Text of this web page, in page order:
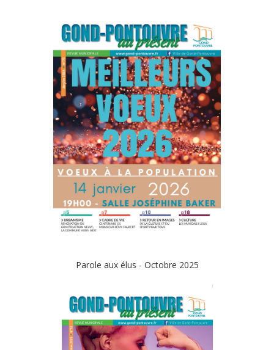
Parole aux élus - Octobre 2025